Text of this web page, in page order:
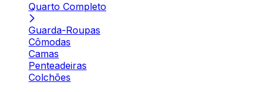
Quarto Completo
Guarda-Roupas
Cômodas
Camas
Penteadeiras
Colchões